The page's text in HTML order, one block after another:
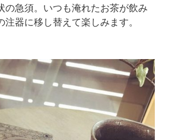
の急須。いつも淹れたお茶が飲み
注器に移し替えて楽しみます。